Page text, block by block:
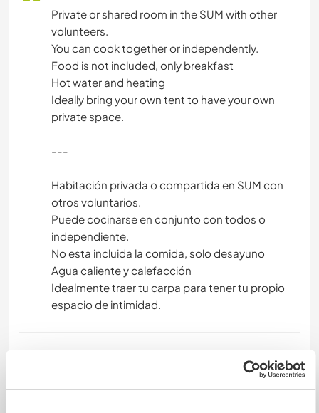
Private or shared room in the SUM with other
volunteers.
You can cook together or independently.
Food is not included, only breakfast
Hot water and heating
Ideally bring your own tent to have your own
private space.
---
Habitación privada o compartida en SUM con
otros voluntarios.
Puede cocinarse en conjunto con todos o
independiente.
No esta incluida la comida, solo desayuno
Agua caliente y calefacción
Idealmente traer tu carpa para tener tu propio
espacio de intimidad.